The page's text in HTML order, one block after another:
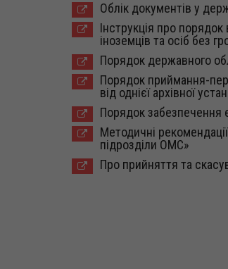
Облік документів у
Інструкція про
іноземців та осіб без
Порядок державного
Порядок приймання-
від однієї архівної
Порядок забезпечення
Методичні
підрозділи ОМС»
Про прийняття та